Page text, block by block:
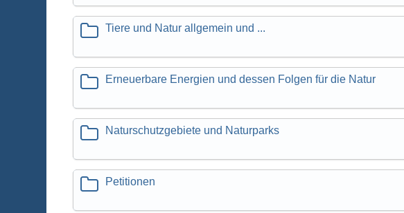
Tiere und Natur allgemein und ...
Erneuerbare Energien und dessen Folgen für die Natur
Naturschutzgebiete und Naturparks
Petitionen